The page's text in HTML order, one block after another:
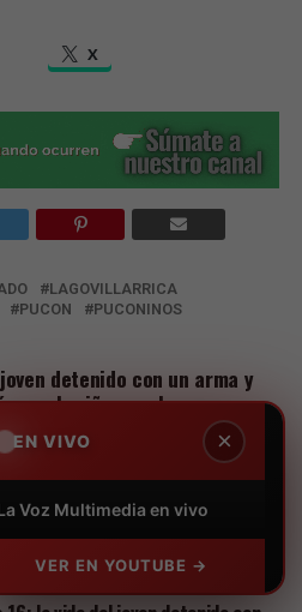
X
LAGOVILLARRICA
PUCON PUCONINOS
detenido con un arma y
por la riña escolar
respecto a tradicional feria
del gimnasio
GUSTARTE
EN VIVO ×
Voz Multimedia en vivo
VER EN YOUTUBE →